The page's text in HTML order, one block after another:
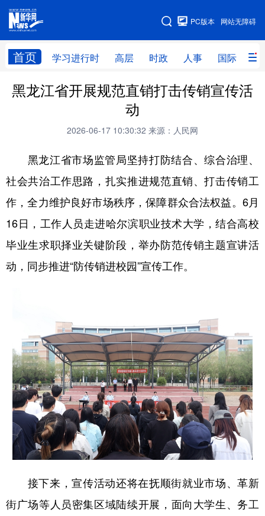
网站无障碍
PC版本
首页 学习进行时 高层 时政 人事 国际 财
网站地图
学习进行时 高层 时政 人事
全球连线
科技 科普 体育 文化
健康 军事 访谈 视频
食品 人居 信息化 乡村振兴
溯源中国 城市 旅游
亚太网 上市公司 投教基地
地方频道
北京 天津 河北 山西
辽宁 吉林 江苏
浙江 安徽 福建 江西
山东 河南 湖北 湖南
广东 广西 海南 重庆
黑龙江省开展规范直销打击传销宣传活
动
2026-06-17 10:30:32 来源：人民网
黑龙江省市场监管局坚持打防结合、综合治理、
社会共治工作思路，扎实推进规范直销、打击传销工
作，全力维护良好市场秩序，保障群众合法权益。6月
16日，工作人员走进哈尔滨职业技术大学，结合高校
毕业生求职择业关键阶段，举办防范传销主题宣讲活
动，同步推进“防传销进校园”宣传工作。
接下来，宣传活动还将在抚顺街就业市场、革新
街广场等人员密集区域陆续开展，面向大学生、务工